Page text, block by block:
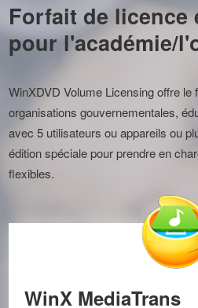
Forfait de licence
pour l'académie/
WinXDVD Volume Licensing offre le
organisations gouvernementales,
avec 5 utilisateurs ou appareils ou
édition spéciale pour prendre en
flexibles.
WinX MediaTrans